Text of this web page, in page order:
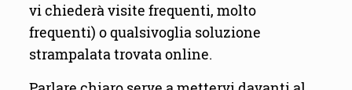
vi chiederà visite frequenti, molto
frequenti) o qualsivoglia soluzione
strampalata trovata online.